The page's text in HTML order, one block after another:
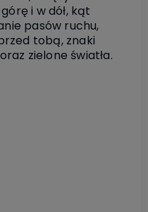
i w dół, kąt
pasów ruchu,
tobą, znaki
zielone światła.